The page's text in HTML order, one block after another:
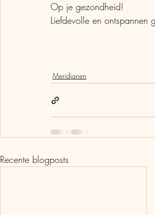
Op je gezondheid!
Liefdevolle en ontspannen
Meridianen
Recente blogposts